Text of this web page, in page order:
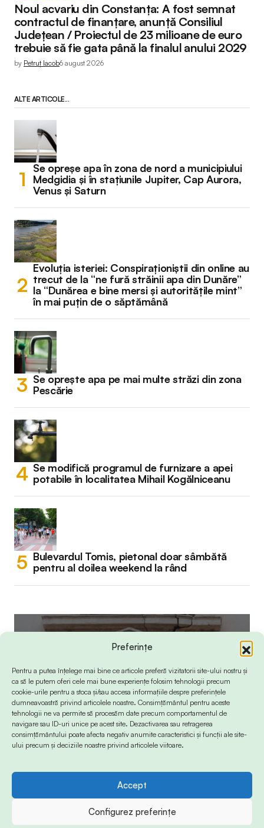
Preferințe
Pentru a putea înțelege mai bine ce articole preferă vizitatorii site-ului nostru și
ca să le putem oferi cele mai bune experiențe folosim tehnologii precum
cookie-urile pentru a stoca și/sau accesa informațiile despre preferințele
dumneavoastră privind articolele noastre. Consimțământul pentru aceste
tehnologii ne va permite să procesăm date precum comportamentul de
navigare sau ID-uri unice pe acest site. Dezactivarea sau retragerea
consimțământului poate afecta negativ anumite caracteristici și funcții ale site-
ului precum și deciziile noastre privind articolele viitoare.
Accept
Configurez preferințe
Noul acvariu din Constanța: A fost semnat
contractul de finanțare, anunță Consiliul
Județean / Proiectul de 23 milioane de euro
trebuie să fie gata până la finalul anului 2029
by Petruț Iacob6 august 2026
ALTE ARTICOLE...
Se opreșe apa în zona de nord a municipiului
Medgidia și în stațiunile Jupiter, Cap Aurora,
Venus și Saturn
Evoluția isteriei: Conspiraționiștii din online au
trecut de la “ne fură străinii apa din Dunăre”
la “Dunărea e bine mersi și autoritățile mint”
în mai puțin de o săptămână
Se oprește apa pe mai multe străzi din zona
Pescărie
Se modifică programul de furnizare a apei
potabile în localitatea Mihail Kogălniceanu
Bulevardul Tomis, pietonal doar sâmbătă
pentru al doilea weekend la rând